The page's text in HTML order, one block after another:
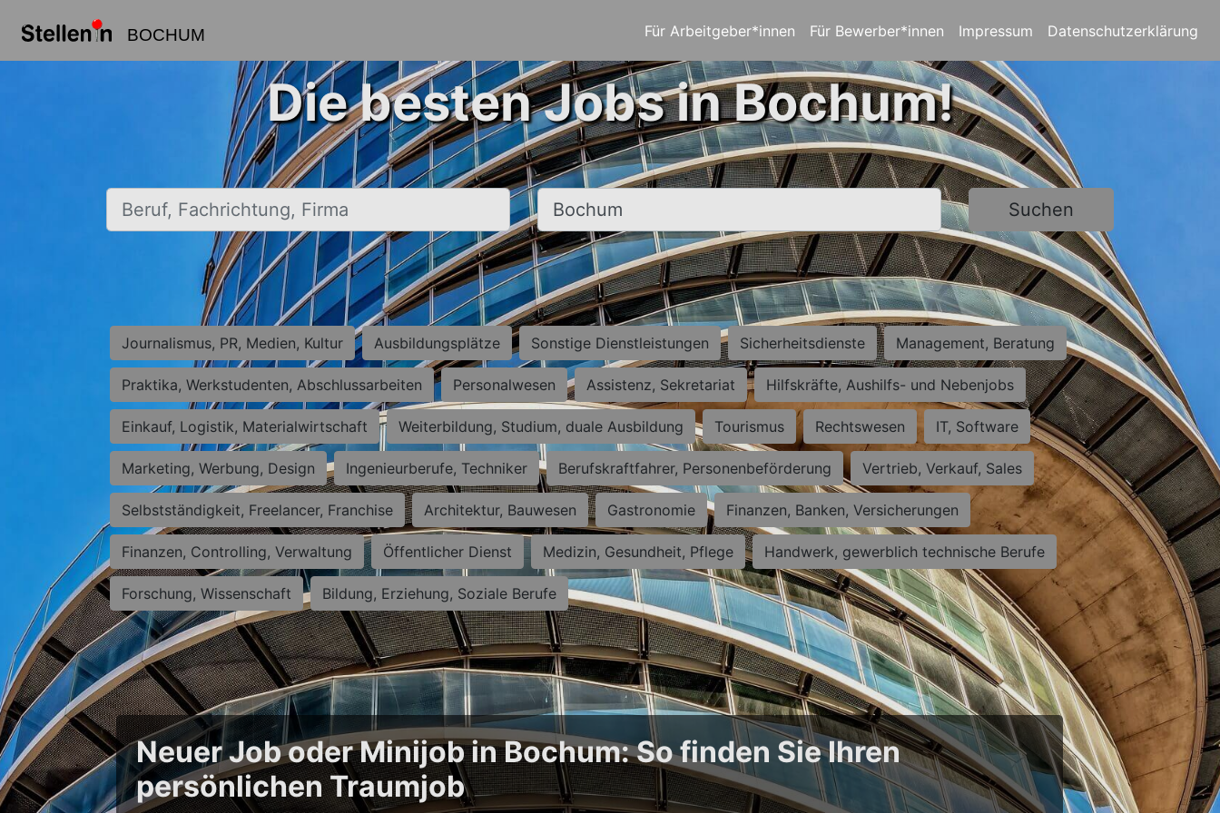
BOCHUM Für Arbeitgeber*innen Für Bewerber*innen Impressum Datenschutzerklärung
Die besten Jobs in Bochum!
Beruf, Fachrichtung, Firma Ort, Stadt Suchen
Journalismus, PR, Medien, Kultur Ausbildungsplätze Sonstige Dienstleistungen Sicherheitsdienste Management, Beratung
Praktika, Werkstudenten, Abschlussarbeiten Personalwesen Assistenz, Sekretariat Hilfskräfte, Aushilfs- und Nebenjobs
Einkauf, Logistik, Materialwirtschaft Weiterbildung, Studium, duale Ausbildung Tourismus Rechtswesen IT, Software
Marketing, Werbung, Design Ingenieurberufe, Techniker Berufskraftfahrer, Personenbeförderung Vertrieb, Verkauf, Sales
Selbstständigkeit, Freelancer, Franchise Architektur, Bauwesen Gastronomie Finanzen, Banken, Versicherungen
Finanzen, Controlling, Verwaltung Öffentlicher Dienst Medizin, Gesundheit, Pflege Handwerk, gewerblich technische Berufe
Forschung, Wissenschaft Bildung, Erziehung, Soziale Berufe
Neuer Job oder Minijob in Bochum: So finden Sie Ihren
persönlichen Traumjob